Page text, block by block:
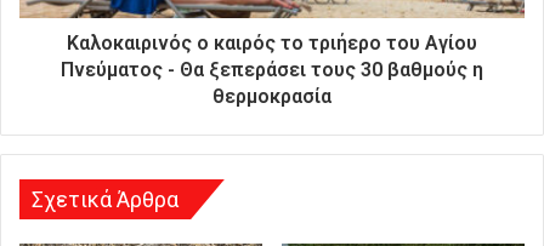
ε
σ
Καλοκαιρινός ο καιρός το τριήερο του Αγίου
Πνεύματος - Θα ξεπεράσει τους 30 βαθμούς η
θερμοκρασία
Σχετικά Άρθρα